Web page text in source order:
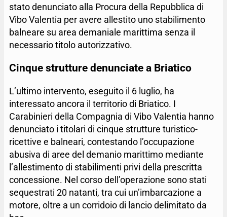
stato denunciato alla Procura della Repubblica di
Vibo Valentia per avere allestito uno stabilimento
balneare su area demaniale marittima senza il
necessario titolo autorizzativo.
Cinque strutture denunciate a Briatico
L’ultimo intervento, eseguito il 6 luglio, ha
interessato ancora il territorio di Briatico. I
Carabinieri della Compagnia di Vibo Valentia hanno
denunciato i titolari di cinque strutture turistico-
ricettive e balneari, contestando l’occupazione
abusiva di aree del demanio marittimo mediante
l’allestimento di stabilimenti privi della prescritta
concessione. Nel corso dell’operazione sono stati
sequestrati 20 natanti, tra cui un’imbarcazione a
motore, oltre a un corridoio di lancio delimitato da